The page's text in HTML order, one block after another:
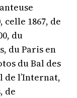
celle 1867, de
du
du Paris en
du Bal des
de l’Internat,
de